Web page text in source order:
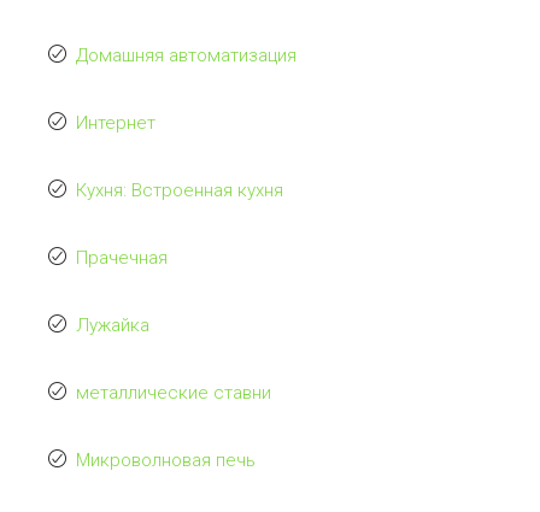
Домашняя автоматизация
Интернет
Кухня: Встроенная кухня
Прачечная
Лужайка
металлические ставни
Микроволновая печь